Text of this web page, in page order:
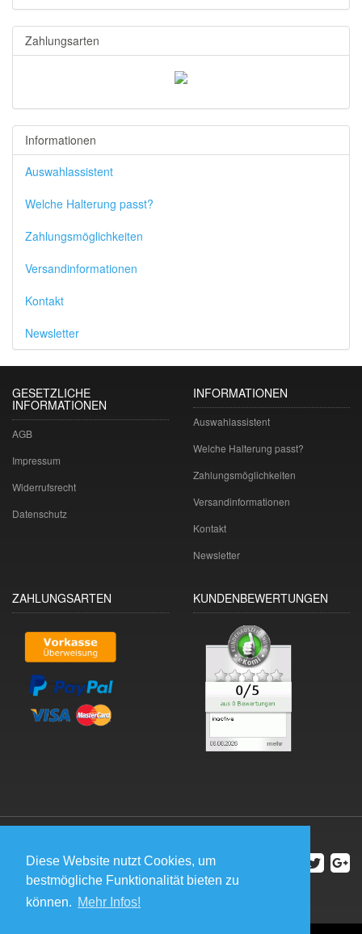
Diese Website nutzt Cookies, um
bestmögliche Funktionalität bieten zu
können. Mehr Infos!
Zahlungsarten
Informationen
Auswahlassistent
Welche Halterung passt?
Zahlungsmöglichkeiten
Versandinformationen
Kontakt
Newsletter
GESETZLICHE
INFORMATIONEN
AGB
Impressum
Widerrufsrecht
Datenschutz
INFORMATIONEN
Auswahlassistent
Welche Halterung passt?
Zahlungsmöglichkeiten
Versandinformationen
Kontakt
Newsletter
ZAHLUNGSARTEN KUNDENBEWERTUNGEN
Alle Preise inkl. gesetzlicher USt., zzgl.